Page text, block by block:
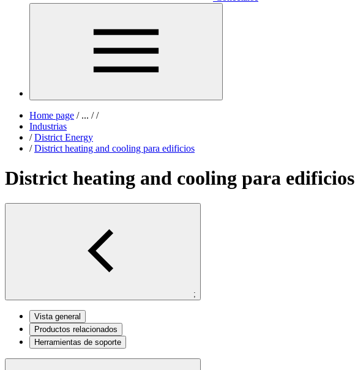
Home page /... / /
Industrias
/ District Energy
/ District heating and cooling para edificios
District heating and cooling para edificios
;
Vista general
Productos relacionados
Herramientas de soporte